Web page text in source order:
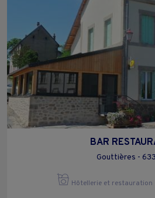
BAR
Gouttières -
Hôtellerie et restauration